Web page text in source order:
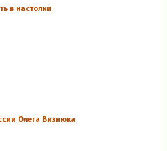
в настолки
Олега Визнюка